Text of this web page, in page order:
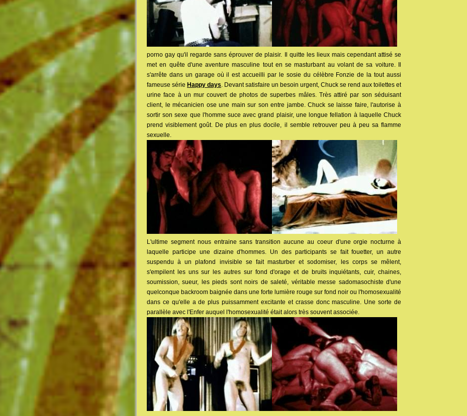
porno gay qu'il regarde sans éprouver de plaisir. Il quitte les lieux mais cependant attisé se
met en quête d'une aventure masculine tout en se masturbant au volant de sa voiture. Il
s'arrête dans un garage où il est accueilli par le sosie du célèbre Fonzie de la tout aussi
fameuse série Happy days. Devant satisfaire un besoin urgent, Chuck se rend aux toilettes et
urine face à un mur couvert de photos de superbes mâles. Très attiré par son séduisant
client, le mécanicien ose une main sur son entre jambe. Chuck se laisse faire, l'autorise à
sortir son sexe que l'homme suce avec grand plaisir, une longue fellation à laquelle Chuck
prend visiblement goût. De plus en plus docile, il semble retrouver peu à peu sa flamme
sexuelle.
L'ultime segment nous entraine sans transition aucune au coeur d'une orgie nocturne à
laquelle participe une dizaine d'hommes. Un des participants se fait fouetter, un autre
suspendu à un plafond invisible se fait masturber et sodomiser, les corps se mêlent,
s'empilent les uns sur les autres sur fond d'orage et de bruits inquiétants, cuir, chaines,
soumission, sueur, les pieds sont noirs de saleté, véritable messe sadomasochiste d'une
quelconque backroom baignée dans une forte lumière rouge sur fond noir ou l'homosexualité
dans ce qu'elle a de plus puissamment excitante et crasse donc masculine. Une sorte de
parallèle avec l'Enfer auquel l'homosexualité était alors très souvent associée.